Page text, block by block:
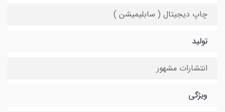
چاپ دیجیتال ( سابلیمیشن )
تولید
انتشارات مشهور
ویژگی